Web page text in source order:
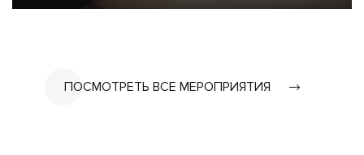
ПОСМОТРЕТЬ ВСЕ МЕРОПРИЯТИЯ